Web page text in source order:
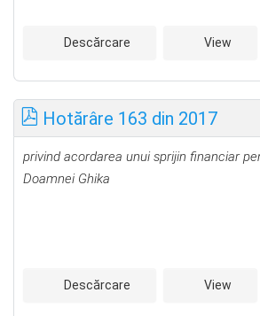
Descărcare View
Hotărâre 163 din 2017
privind acordarea unui sprijin financiar
Doamnei Ghika
Descărcare View